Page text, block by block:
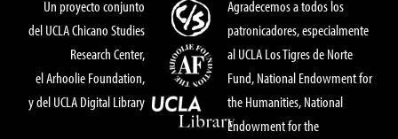
Un proyecto conjunto
del UCLA Chicano Studies
Research Center,
el Arhoolie Foundation,
y del UCLA Digital Library
Agradecemos a todos los
patronicadores, especialmente
al UCLA Los Tigres de Norte
Fund, National Endowment for
the Humanities, National
Endowment for the